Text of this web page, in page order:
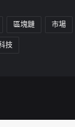
區塊鏈 市場
技